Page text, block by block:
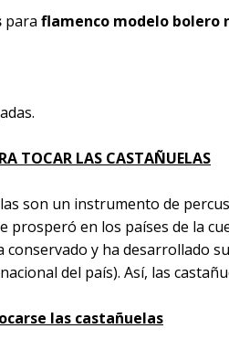
para flamenco modelo bolero
TOCAR LAS CASTAÑUELAS
son un instrumento de
prosperó en los países de la
conservado y ha desarrollado
del país). Así, las
las castañuelas